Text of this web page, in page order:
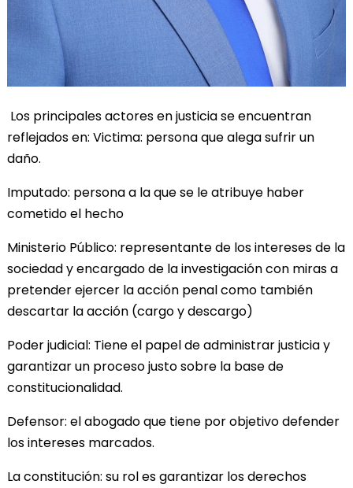
Los principales actores en justicia se encuentran
reflejados en: Victima: persona que alega sufrir un
daño.
Imputado: persona a la que se le atribuye haber
cometido el hecho
Ministerio Público: representante de los intereses de la
sociedad y encargado de la investigación con miras a
pretender ejercer la acción penal como también
descartar la acción (cargo y descargo)
Poder judicial: Tiene el papel de administrar justicia y
garantizar un proceso justo sobre la base de
constitucionalidad.
Defensor: el abogado que tiene por objetivo defender
los intereses marcados.
La constitución: su rol es garantizar los derechos